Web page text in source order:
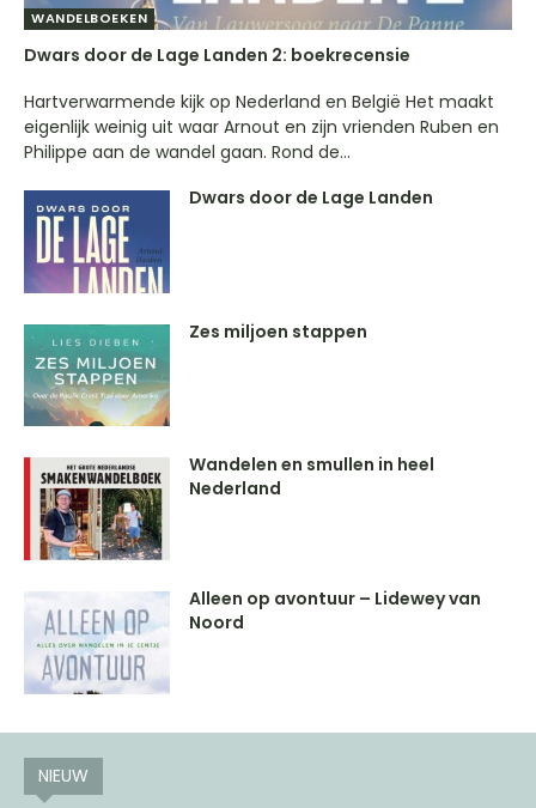
WANDELBOEKEN
Dwars door de Lage Landen 2: boekrecensie
Hartverwarmende kijk op Nederland en België Het maakt
eigenlijk weinig uit waar Arnout en zijn vrienden Ruben en
Philippe aan de wandel gaan. Rond de...
Dwars door de Lage Landen
Zes miljoen stappen
Wandelen en smullen in heel
Nederland
Alleen op avontuur – Lidewey van
Noord
NIEUW